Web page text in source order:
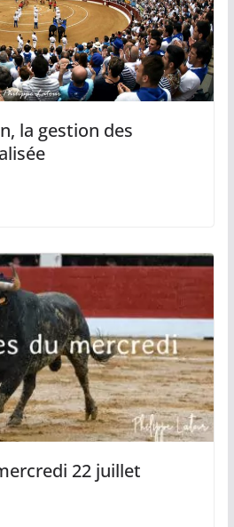
la gestion des
22 juillet